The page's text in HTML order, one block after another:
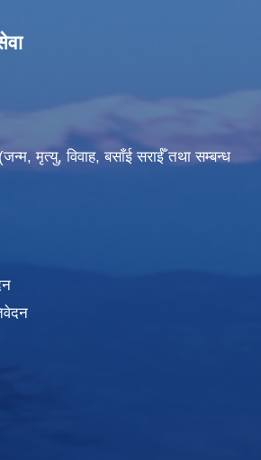
मृत्यु, विवाह, बसाँई सराईँ तथा सम्बन्ध